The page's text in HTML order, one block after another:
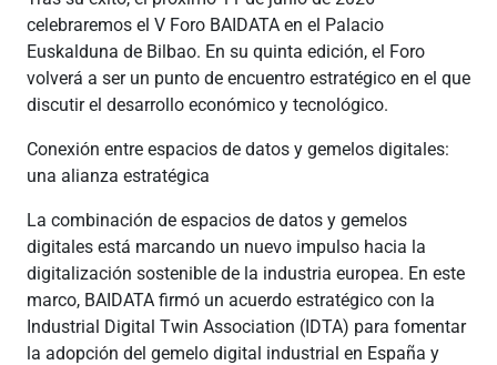
celebraremos el V Foro BAIDATA en el Palacio
Euskalduna de Bilbao. En su quinta edición, el Foro
volverá a ser un punto de encuentro estratégico en el que
discutir el desarrollo económico y tecnológico.
Conexión entre espacios de datos y gemelos digitales:
una alianza estratégica
La combinación de espacios de datos y gemelos
digitales está marcando un nuevo impulso hacia la
digitalización sostenible de la industria europea. En este
marco, BAIDATA firmó un acuerdo estratégico con la
Industrial Digital Twin Association (IDTA) para fomentar
la adopción del gemelo digital industrial en España y